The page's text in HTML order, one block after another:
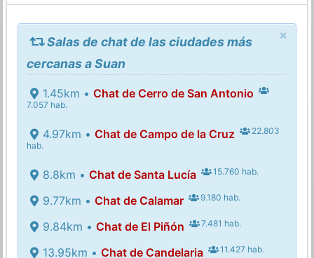
×
Salas de chat de las ciudades más
cercanas a Suan
1.45km • Chat de Cerro de San Antonio
7.057 hab.
4.97km • Chat de Campo de la Cruz
22.803
hab.
8.8km • Chat de Santa Lucía 15.760 hab.
9.77km • Chat de Calamar 9.180 hab.
9.84km • Chat de El Piñón 7.481 hab.
13.95km • Chat de Candelaria 11.427 hab.